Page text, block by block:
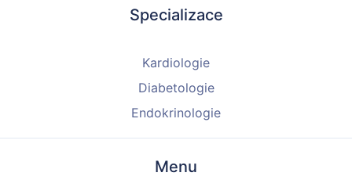
Specializace
Kardiologie
Diabetologie
Endokrinologie
Menu